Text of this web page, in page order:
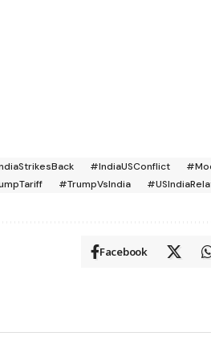
#IndiaUSConflict
#TrumpVsIndia
Facebook